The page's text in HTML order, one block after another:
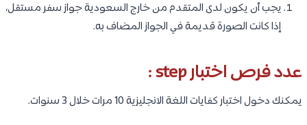
يجب أن يكون لدى المتقدم من خارج السعودية جواز سفر مستقل،
إذا كانت الصورة قديمة في الجواز المضاف به.
عدد فرص اختبار step :
يمكنك دخول اختبار كفايات اللغة الانجليزية 10 مرات خلال 3 سنوات.